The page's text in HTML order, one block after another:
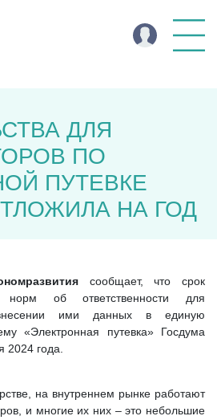
ДЛЯ
ПО
ПУТЕВКЕ
НА ГОД
сообщает, что срок
об ответственности для
ими данных в единую
«Электронная путевка» Госдума
2024 года.
на внутреннем рынке работают
и многие их них – это небольшие